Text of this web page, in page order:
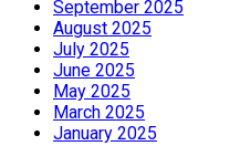
September 2025
August 2025
July 2025
June 2025
May 2025
March 2025
January 2025